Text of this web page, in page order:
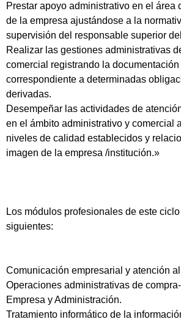
Prestar apoyo administrativo en el área
de la empresa ajustándose a la
supervisión del responsable superior
Realizar las gestiones administrativas
comercial registrando la
correspondiente a determinadas
derivadas.
Desempeñar las actividades de
en el ámbito administrativo y comercial
niveles de calidad establecidos y
imagen de la empresa /institución.»
Los módulos profesionales de este
siguientes:
Comunicación empresarial y atención
Operaciones administrativas de
Empresa y Administración.
Tratamiento informático de la